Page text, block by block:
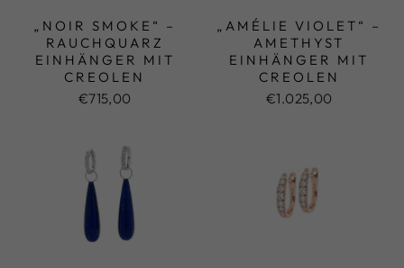
„NOIR SMOKE“ –
RAUCHQUARZ
EINHÄNGER MIT
CREOLEN
€715,00
„AMÉLIE VIOLET“ –
AMETHYST
EINHÄNGER MIT
CREOLEN
€1.025,00